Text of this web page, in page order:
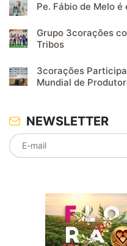
Pe. Fábio de Melo
Grupo 3corações
Tribos
3corações
Mundial de
NEWSLETTER